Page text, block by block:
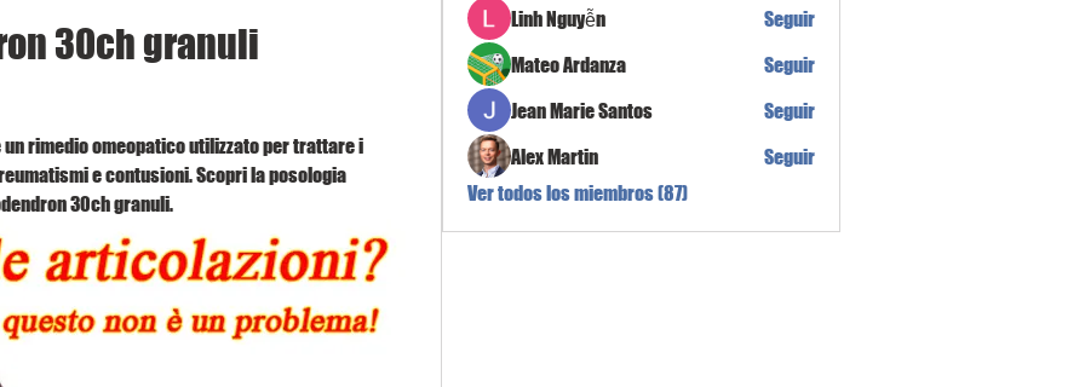
30ch granuli
rimedio omeopatico utilizzato per trattare i
e contusioni. Scopri la posologia
30ch granuli.
Linh Nguyễn
Seguir
Mateo Ardanza
Seguir
Jean Marie Santos
Seguir
Alex Martin
Seguir
Ver todos los miembros (87)